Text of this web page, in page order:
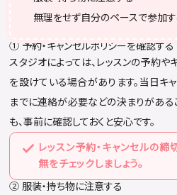
無理をせず自分のペースで参加
① 予約・キャンセルポリシーを確認する
スタジオによっては、レッスンの予約
を設けている場合があります。当日キ
までに連絡が必要などの決まりがある
も、事前に確認しておくと安心です。
レッスン予約・キャンセルの
無をチェックしましょう。
② 服装・持ち物に注意する